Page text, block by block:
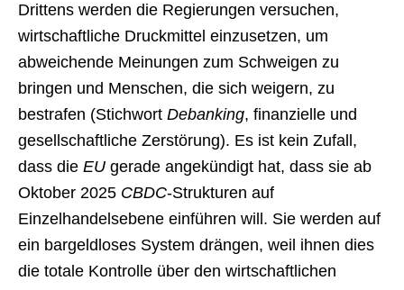
Drittens werden die Regierungen versuchen,
wirtschaftliche Druckmittel einzusetzen, um
abweichende Meinungen zum Schweigen zu
bringen und Menschen, die sich weigern, zu
bestrafen (Stichwort Debanking, finanzielle und
gesellschaftliche Zerstörung). Es ist kein Zufall,
dass die EU gerade angekündigt hat, dass sie ab
Oktober 2025 CBDC-Strukturen auf
Einzelhandelsebene einführen will. Sie werden auf
ein bargeldloses System drängen, weil ihnen dies
die totale Kontrolle über den wirtschaftlichen